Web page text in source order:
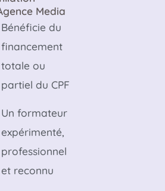
Media
Bénéficie du
financement
totale ou
partiel du CPF
Un formateur
expérimenté,
professionnel
et reconnu